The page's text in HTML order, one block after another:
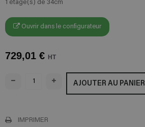
1 étage(s) de 34cm
Ouvrir dans le configurateur
729,01 € HT
AJOUTER AU PANIER
IMPRIMER